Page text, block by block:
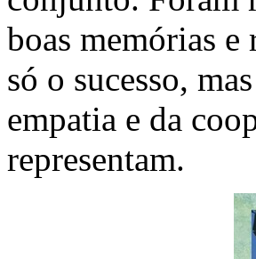
boas memórias
só o sucesso,
empatia e da
representam.